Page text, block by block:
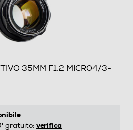
35MM F1.2 MICRO4/3-
gratuito: verifica